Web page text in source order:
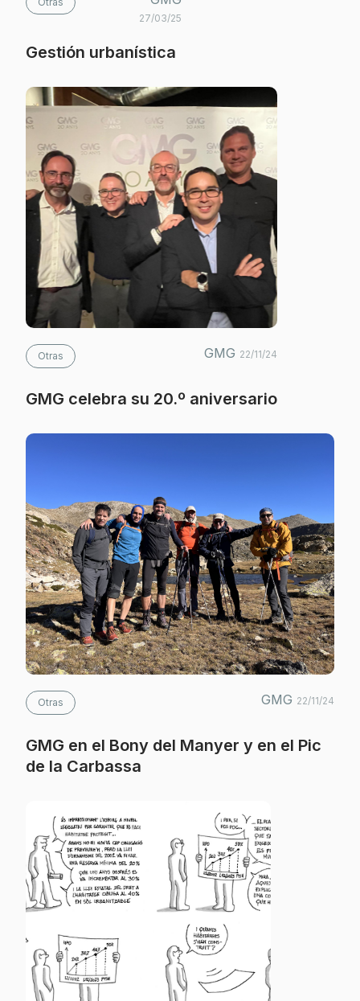
27/03/25
Gestión urbanística
Otras GMG 22/11/24
GMG celebra su 20.º aniversario
Otras GMG 22/11/24
GMG en el Bony del Manyer y en el Pic
de la Carbassa